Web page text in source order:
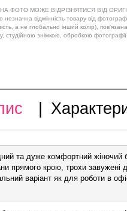
ФОТО МОЖЕ ВІДРІЗНЯТИСЯ ВІД
відмінність товару від
а не глобально інший колір),
студійною знімкою, обробкою
та дуже комфортний жіночий
прямого крою, трохи завужені